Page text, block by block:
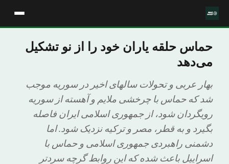
حماس حلقه یاران خود را از نو تشکیل
می‌دهد
بهار عربى و تحولات سالهاى اخیر در سوریه موجب
شد که حماس با چرخشى ملایم و آهسته از سوریه
رویگردان شود، از جمهورى اسلامى ایران فاصله
بگیرد و به قطر، مصر و ترکیه نزدیک شود. اما
دشمنى راهبردى جمهورى اسلامى و حماس با
اسراییل باعث شده که این روابط گرچه سردتر